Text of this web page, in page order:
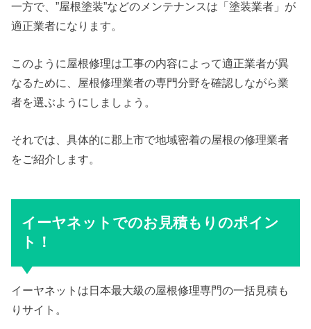
一方で、”屋根塗装”などのメンテナンスは「塗装業者」が
適正業者になります。
このように屋根修理は工事の内容によって適正業者が異
なるために、屋根修理業者の専門分野を確認しながら業
者を選ぶようにしましょう。
それでは、具体的に郡上市で地域密着の屋根の修理業者
をご紹介します。
イーヤネットでのお見積もりのポイン
ト！
イーヤネットは日本最大級の屋根修理専門の一括見積も
りサイト。